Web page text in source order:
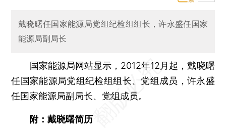
戴晓曙任国家能源局党组纪检组组长，许永盛任国家
能源局副局长
国家能源局网站显示，2012年12月起，戴晓曙
任国家能源局党组纪检组组长、党组成员，许永盛
任国家能源局副局长、党组成员。
附：戴晓曙简历